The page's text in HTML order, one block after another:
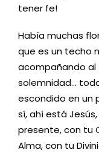
tener fe!
Había muchas
que es un techo
acompañando al
solemnidad…
escondido en un
sí, ahí está
presente, con tu
Alma, con tu